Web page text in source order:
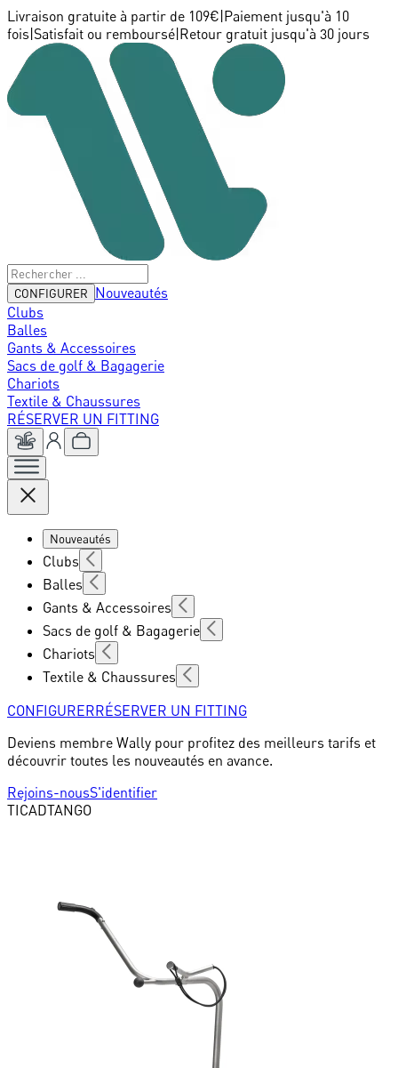
Livraison gratuite à partir de 109€ Paiement jusqu'à 10
fois Satisfait ou remboursé Retour gratuit jusqu'à 30 jours
CONFIGURER
Nouveautés
Clubs
Balles
Gants & Accessoires
Sacs de golf & Bagagerie
Chariots
Textile & Chaussures
RÉSERVER UN FITTING
Nouveautés
Clubs
Balles
Gants & Accessoires
Sacs de golf & Bagagerie
Chariots
Textile & Chaussures
CONFIGURERRÉSERVER UN FITTING
Deviens membre Wally pour profitez des meilleurs tarifs et
découvrir toutes les nouveautés en avance.
Rejoins-nousS'identifier
TICADTANGO